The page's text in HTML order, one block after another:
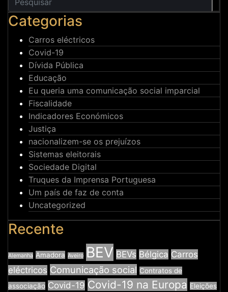
Categorias
Carros eléctricos
Covid-19
Dívida Pública
Educação
Eu queria uma comunicação social imparcial
Fiscalidade
Indicadores Económicos
Justiça
nacionalizem-se os prejuízos
Sistemas eleitorais
Sociedade Digital
Truques da Imprensa Portuguesa
Um país de faz de conta
Uncategorized
Recente
Alemanha Amadora Aveiro BEV BEVs Bélgica Carros
eléctricos Comunicação social Contratos de
associação Covid-19 Covid-19 na Europa Eleições